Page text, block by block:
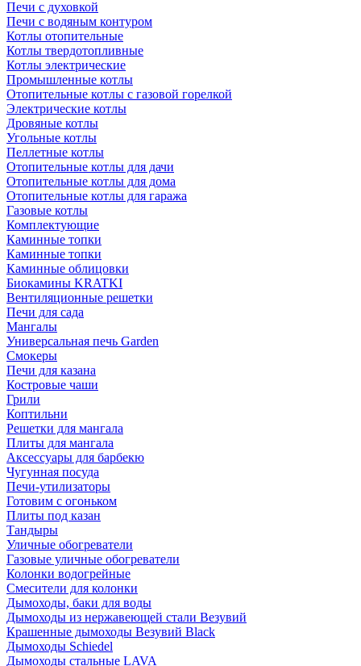
Печи с духовкой
Печи с водяным контуром
Котлы отопительные
Котлы твердотопливные
Котлы электрические
Промышленные котлы
Отопительные котлы с газовой горелкой
Электрические котлы
Дровяные котлы
Угольные котлы
Пеллетные котлы
Отопительные котлы для дачи
Отопительные котлы для дома
Отопительные котлы для гаража
Газовые котлы
Комплектующие
Каминные топки
Каминные топки
Каминные облицовки
Биокамины KRATKI
Вентиляционные решетки
Печи для сада
Мангалы
Универсальная печь Garden
Смокеры
Печи для казана
Костровые чаши
Грили
Коптильни
Решетки для мангала
Плиты для мангала
Аксессуары для барбекю
Чугунная посуда
Печи-утилизаторы
Готовим с огоньком
Плиты под казан
Тандыры
Уличные обогреватели
Газовые уличные обогреватели
Колонки водогрейные
Смесители для колонки
Дымоходы, баки для воды
Дымоходы из нержавеющей стали Везувий
Крашенные дымоходы Везувий Black
Дымоходы Schiedel
Дымоходы стальные LAVA